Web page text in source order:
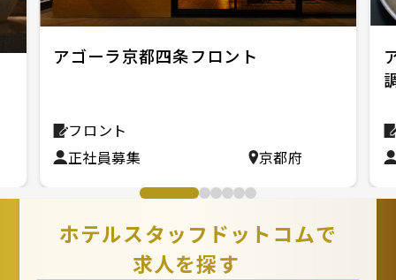
アゴーラ京都四条フロント
フロント
正社員募集
京都府
ホテルスタッフドットコムで
求人を探す